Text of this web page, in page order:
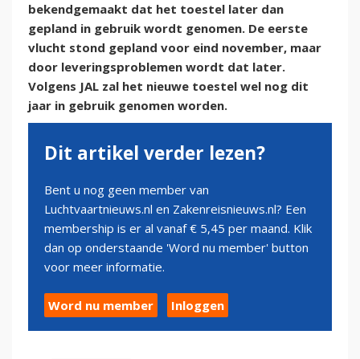
bekendgemaakt dat het toestel later dan
gepland in gebruik wordt genomen. De eerste
vlucht stond gepland voor eind november, maar
door leveringsproblemen wordt dat later.
Volgens JAL zal het nieuwe toestel wel nog dit
jaar in gebruik genomen worden.
Dit artikel verder lezen?
Bent u nog geen member van
Luchtvaartnieuws.nl en Zakenreisnieuws.nl? Een
membership is er al vanaf € 5,45 per maand. Klik
dan op onderstaande 'Word nu member' button
voor meer informatie.
Word nu member Inloggen